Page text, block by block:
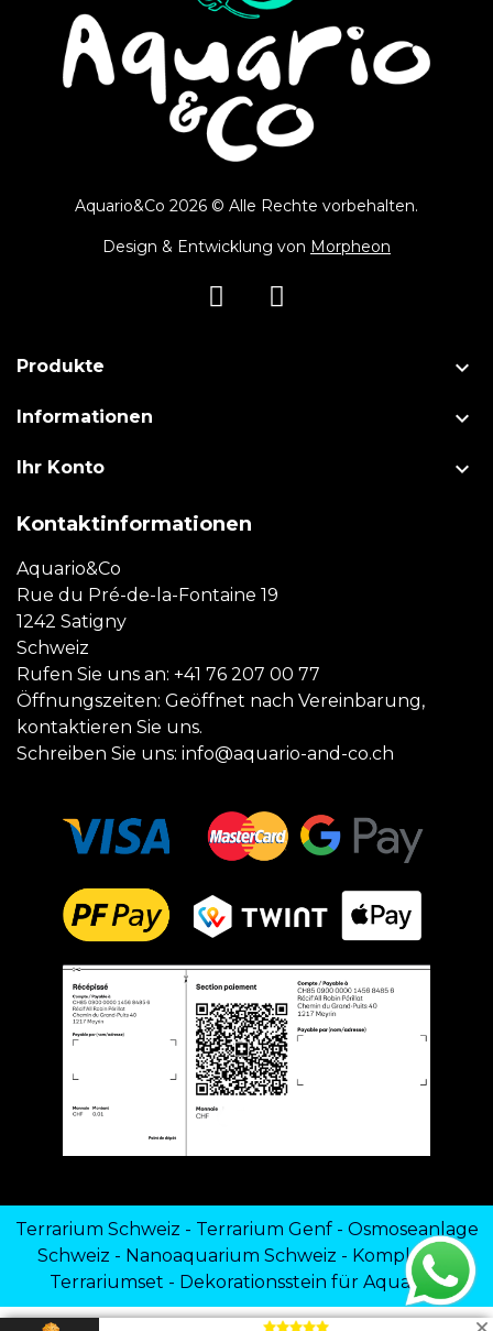
Aquario&Co 2026 © Alle Rechte vorbehalten.
Design & Entwicklung von Morpheon
Produkte 
Informationen 
Ihr Konto 
Kontaktinformationen
Aquario&Co
Rue du Pré-de-la-Fontaine 19
1242 Satigny
Schweiz
Rufen Sie uns an: +41 76 207 00 77
Öffnungszeiten: Geöffnet nach Vereinbarung,
kontaktieren Sie uns.
Schreiben Sie uns: info@aquario-and-co.ch
Terrarium Schweiz - Terrarium Genf- Osmoseanlage
Schweiz - Nanoaquarium Schweiz - Komplettes
Terrariumset - Dekorationsstein für Aquarien